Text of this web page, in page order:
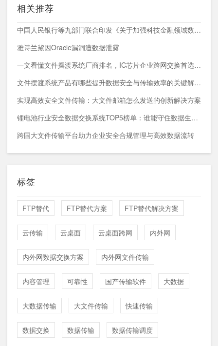
相关推荐
中国人民银行等九部门联合印发《关于加强科技金融领域数据开发利用的通知》
雅诗兰黛因Oracle漏洞遭数据泄露
一文看懂文件摆渡系统厂商排名，IC芯片企业跨网交换首选方案
文件摆渡系统产品有哪些提升数据安全与传输效率的关键解决方案
实现高效安全文件传输：大文件邮箱怎么发送的创新解决方案
锂电池行业安全数据交换系统TOP5榜单：谁能守住数据生命线？
跨国大文件传输平台助力企业安全合规管理与高效数据流转
标签
FTP替代 FTP替代方案 FTP替代解决方案
云传输 云桌面 云桌面跨网 内外网
内外网数据交换方案 内外网文件传输
内容管理 可靠性 国产传输软件 大数据
大数据传输 大文件传输 快速传输
数据交换 数据传输 数据传输调度